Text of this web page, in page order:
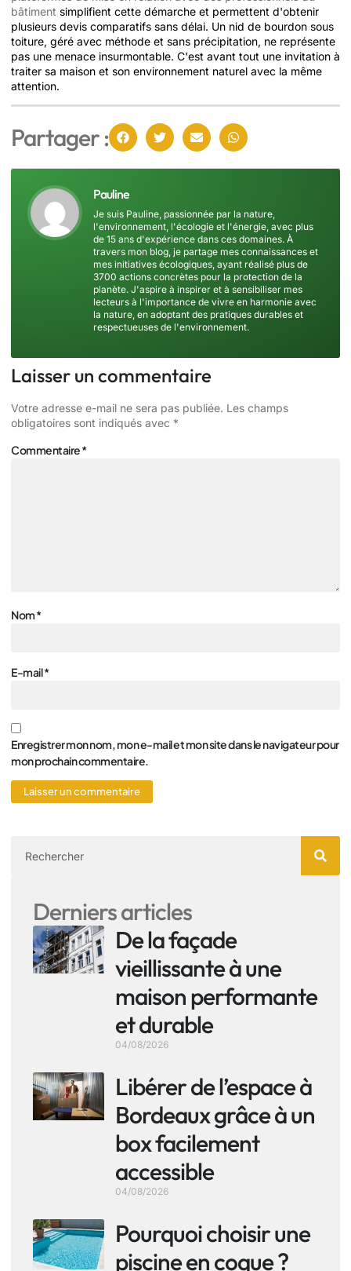
bâtiment simplifient cette démarche et permettent d'obtenir
plusieurs devis comparatifs sans délai. Un nid de bourdon sous
toiture, géré avec méthode et sans précipitation, ne représente
pas une menace insurmontable. C'est avant tout une invitation à
traiter sa maison et son environnement naturel avec la même
attention.
Partager :
Pauline
Je suis Pauline, passionnée par la nature,
l'environnement, l'écologie et l'énergie, avec plus
de 15 ans d'expérience dans ces domaines. À
travers mon blog, je partage mes connaissances et
mes initiatives écologiques, ayant réalisé plus de
3700 actions concrètes pour la protection de la
planète. J'aspire à inspirer et à sensibiliser mes
lecteurs à l'importance de vivre en harmonie avec
la nature, en adoptant des pratiques durables et
respectueuses de l'environnement.
Laisser un commentaire
Votre adresse e-mail ne sera pas publiée. Les champs
obligatoires sont indiqués avec *
Commentaire*
Nom*
E-mail*
Enregistrer mon nom, mon e-mail et mon site dans le navigateur pour
mon prochain commentaire.
Derniers articles
De la façade
vieillissante à une
maison performante
et durable
04/08/2026
Libérer de l’espace à
Bordeaux grâce à un
box facilement
accessible
04/08/2026
Pourquoi choisir une
piscine en coque ?